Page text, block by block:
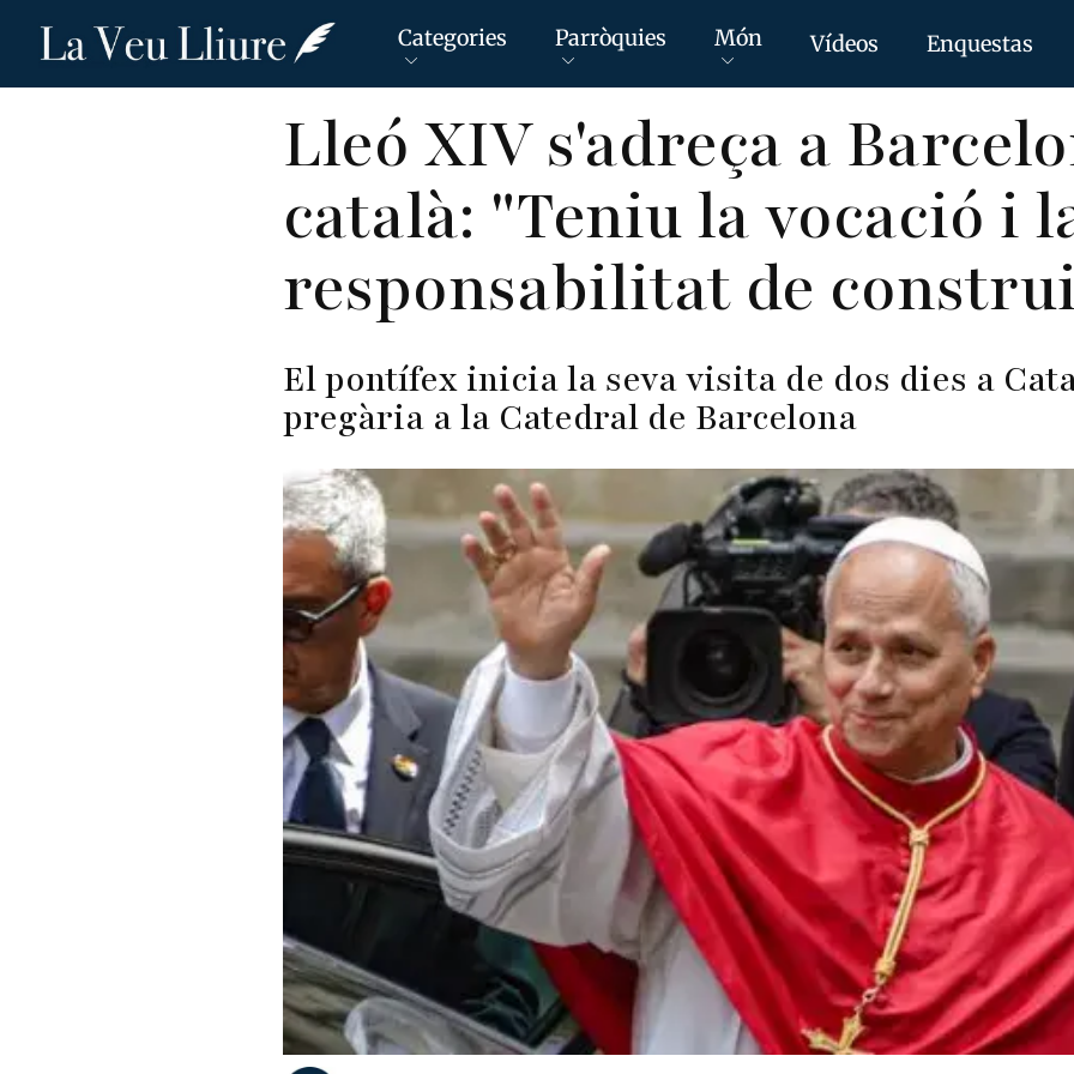
Vés
Categories Parròquies Món Vídeos Enquestas
Lleó XIV s'adreça a
català: "Teniu la vocació i
responsabilitat de
El pontífex inicia la seva visita de dos dies a
pregària a la Catedral de Barcelona